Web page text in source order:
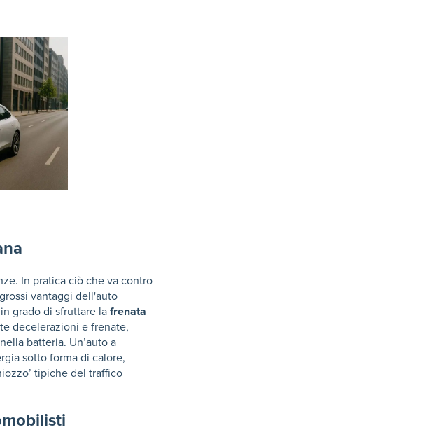
In pratica ciò che va contro
vantaggi dell'auto
grado di sfruttare la frenata
decelerazioni e frenate,
batteria. Un’auto a
sotto forma di calore,
tipiche del traffico